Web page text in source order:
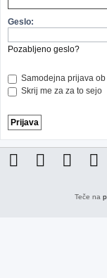
Geslo:
Pozabljeno geslo?
Samodejna prijava
Skrij me za za to sejo
Teče na